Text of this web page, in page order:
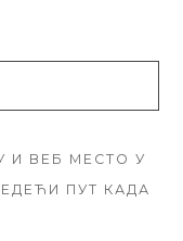
И ВЕБ МЕСТО У
ПУТ КАДА